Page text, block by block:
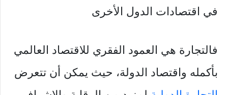
في اقتصادات الدول الأخرى
فالتجارة هي العمود الفقري للاقتصاد العالمي
بأكمله واقتصاد الدولة، حيث يمكن أن تتعرض